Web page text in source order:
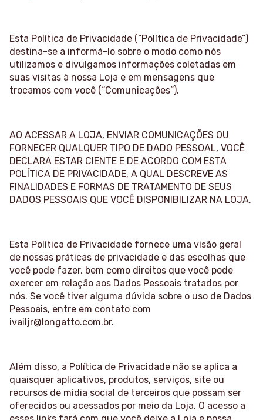
Esta Política de Privacidade (“Política de Privacidade”)
destina-se a informá-lo sobre o modo como nós
utilizamos e divulgamos informações coletadas em
suas visitas à nossa Loja e em mensagens que
trocamos com você (“Comunicações”).
AO ACESSAR A LOJA, ENVIAR COMUNICAÇÕES OU
FORNECER QUALQUER TIPO DE DADO PESSOAL, VOCÊ
DECLARA ESTAR CIENTE E DE ACORDO COM ESTA
POLÍTICA DE PRIVACIDADE, A QUAL DESCREVE AS
FINALIDADES E FORMAS DE TRATAMENTO DE SEUS
DADOS PESSOAIS QUE VOCÊ DISPONIBILIZAR NA LOJA.
Esta Política de Privacidade fornece uma visão geral
de nossas práticas de privacidade e das escolhas que
você pode fazer, bem como direitos que você pode
exercer em relação aos Dados Pessoais tratados por
nós. Se você tiver alguma dúvida sobre o uso de Dados
Pessoais, entre em contato com
ivailjr@longatto.com.br.
Além disso, a Política de Privacidade não se aplica a
quaisquer aplicativos, produtos, serviços, site ou
recursos de mídia social de terceiros que possam ser
oferecidos ou acessados por meio da Loja. O acesso a